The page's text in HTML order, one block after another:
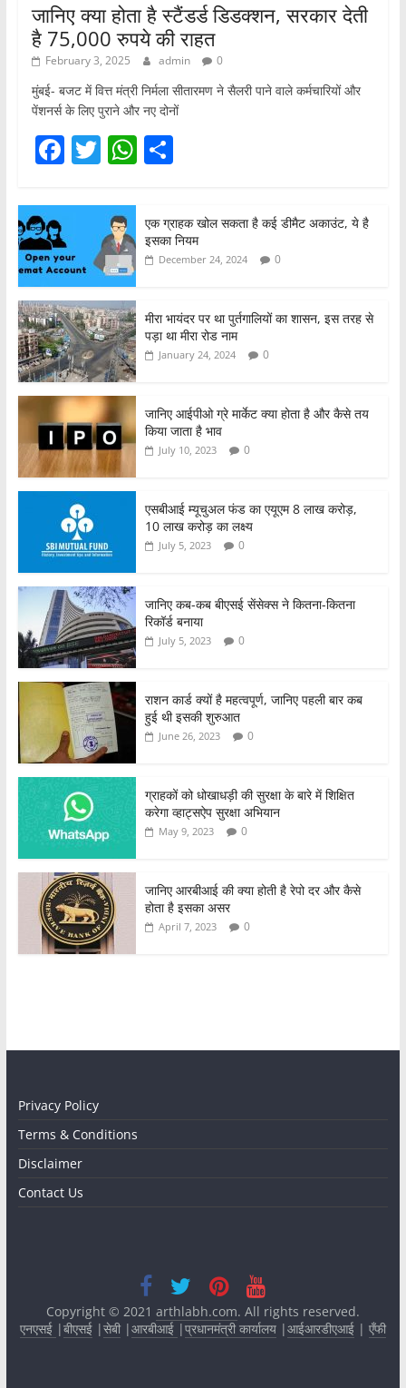
जानिए क्या होता है स्टैंडर्ड डिडक्शन, सरकार देती
है 75,000 रुपये की राहत
February 3, 2025 admin 0
मुंबई- बजट में वित्त मंत्री निर्मला सीतारमण ने सैलरी पाने वाले कर्मचारियों और
पेंशनर्स के लिए पुराने और नए दोनों
F
c
e
b
o
o
k
T
itt
er
W
s
A
p
S
e
एक ग्राहक खोल सकता है कई डीमैट अकाउंट, ये है
इसका नियम
December 24, 2024 0
मीरा भायंदर पर था पुर्तगालियों का शासन, इस तरह से
पड़ा था मीरा रोड नाम
January 24, 2024 0
जानिए आईपीओ ग्रे मार्केट क्या होता है और कैसे तय
किया जाता है भाव
July 10, 2023 0
एसबीआई म्यूचुअल फंड का एयूएम 8 लाख करोड़,
10 लाख करोड़ का लक्ष्य
July 5, 2023 0
जानिए कब-कब बीएसई सेंसेक्स ने कितना-कितना
रिकॉर्ड बनाया
July 5, 2023 0
राशन कार्ड क्यों है महत्वपूर्ण, जानिए पहली बार कब
हुई थी इसकी शुरुआत
June 26, 2023 0
ग्राहकों को धोखाधड़ी की सुरक्षा के बारे में शिक्षित
करेगा व्हाट्सऐप सुरक्षा अभियान
May 9, 2023 0
जानिए आरबीआई की क्या होती है रेपो दर और कैसे
होता है इसका असर
April 7, 2023 0
Privacy Policy
Terms & Conditions
Disclaimer
Contact Us
Copyright © 2021 arthlabh.com. All rights reserved.
एनएसई |बीएसई|सेबी|आरबीआई |प्रधानमंत्री कार्यालय|आईआरडीएआई| एँफी